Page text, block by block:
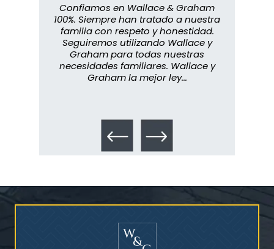
¿Mesotelioma?
Confiamos en Wallace & Graham
100%. Siempre han tratado a nuestra
familia con respeto y honestidad.
Seguiremos utilizando Wallace y
Graham para todas nuestras
necesidades familiares. Wallace y
Graham la mejor ley...